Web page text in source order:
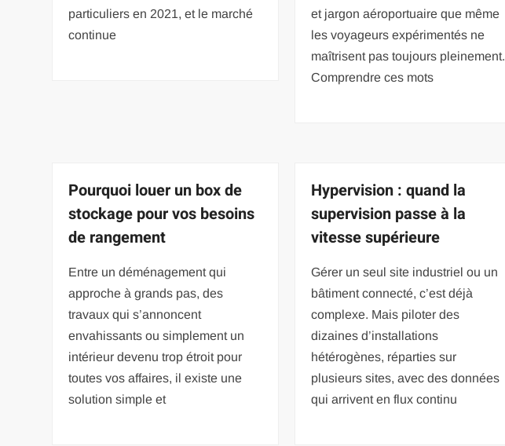
particuliers en 2021, et le marché
continue
et jargon aéroportuaire que même
les voyageurs expérimentés ne
maîtrisent pas toujours pleinement.
Comprendre ces mots
Pourquoi louer un box de
stockage pour vos besoins
de rangement
Entre un déménagement qui
approche à grands pas, des
travaux qui s’annoncent
envahissants ou simplement un
intérieur devenu trop étroit pour
toutes vos affaires, il existe une
solution simple et
Hypervision : quand la
supervision passe à la
vitesse supérieure
Gérer un seul site industriel ou un
bâtiment connecté, c’est déjà
complexe. Mais piloter des
dizaines d’installations
hétérogènes, réparties sur
plusieurs sites, avec des données
qui arrivent en flux continu